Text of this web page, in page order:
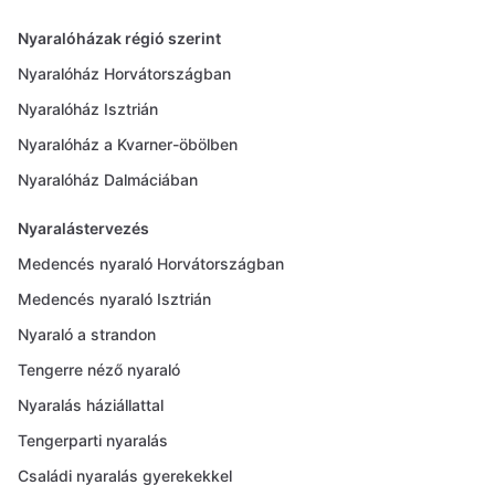
Nyaralóházak régió szerint
Nyaralóház Horvátországban
Nyaralóház Isztrián
Nyaralóház a Kvarner-öbölben
Nyaralóház Dalmáciában
Nyaralástervezés
Medencés nyaraló Horvátországban
Medencés nyaraló Isztrián
Nyaraló a strandon
Tengerre néző nyaraló
Nyaralás háziállattal
Tengerparti nyaralás
Családi nyaralás gyerekekkel